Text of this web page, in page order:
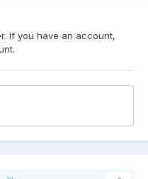
If you have an account,